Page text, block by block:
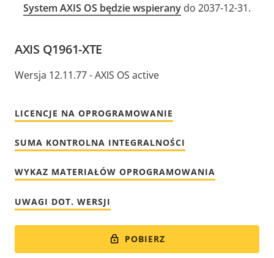
System AXIS OS będzie wspierany do 2037-12-31.
AXIS Q1961-XTE
Wersja 12.11.77 - AXIS OS active
LICENCJE NA OPROGRAMOWANIE
SUMA KONTROLNA INTEGRALNOŚCI
WYKAZ MATERIAŁÓW OPROGRAMOWANIA
UWAGI DOT. WERSJI
POBIERZ